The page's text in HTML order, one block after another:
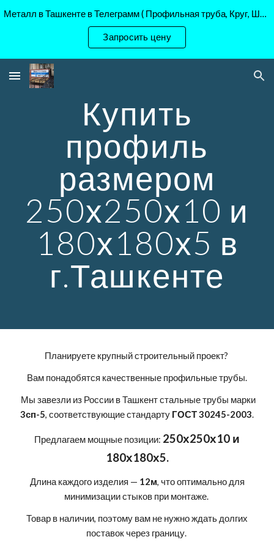
Skip to navigation
Металл в Ташкенте в Телеграмм ( Профильная труба, Круг, Шестигранник Ст45, 40Х, )
Запросить цену
Купить
профиль
размером
250х250х10 и
180х180х5 в
г.Ташкенте
Планируете крупный строительный проект?
Вам понадобятся качественные профильные трубы.
Мы завезли из России в Ташкент стальные трубы марки
3сп-5, соответствующие стандарту ГОСТ 30245-2003.
Предлагаем мощные позиции: 250х250х10 и
180х180х5.
Длина каждого изделия — 12м, что оптимально для
минимизации стыков при монтаже.
Товар в наличии, поэтому вам не нужно ждать долгих
поставок через границу.